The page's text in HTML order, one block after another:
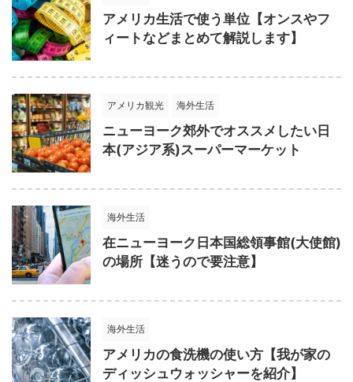
アメリカ生活で使う単位【オンスやフ
ィートなどまとめて解説します】
アメリカ観光 海外生活
ニューヨーク郊外でオススメしたい日
本(アジア系)スーパーマーケット
海外生活
在ニューヨーク日本国総領事館(大使館)
の場所【迷うので要注意】
海外生活
アメリカの食洗機の使い方【我が家の
ディッシュウォッシャーを紹介】